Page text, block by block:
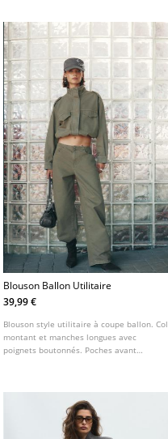
Blouson Ballon Utilitaire
39,99 €
Blouson style utilitaire à coupe ballon. Col
montant et manches longues avec
poignets boutonnés. Poches avant